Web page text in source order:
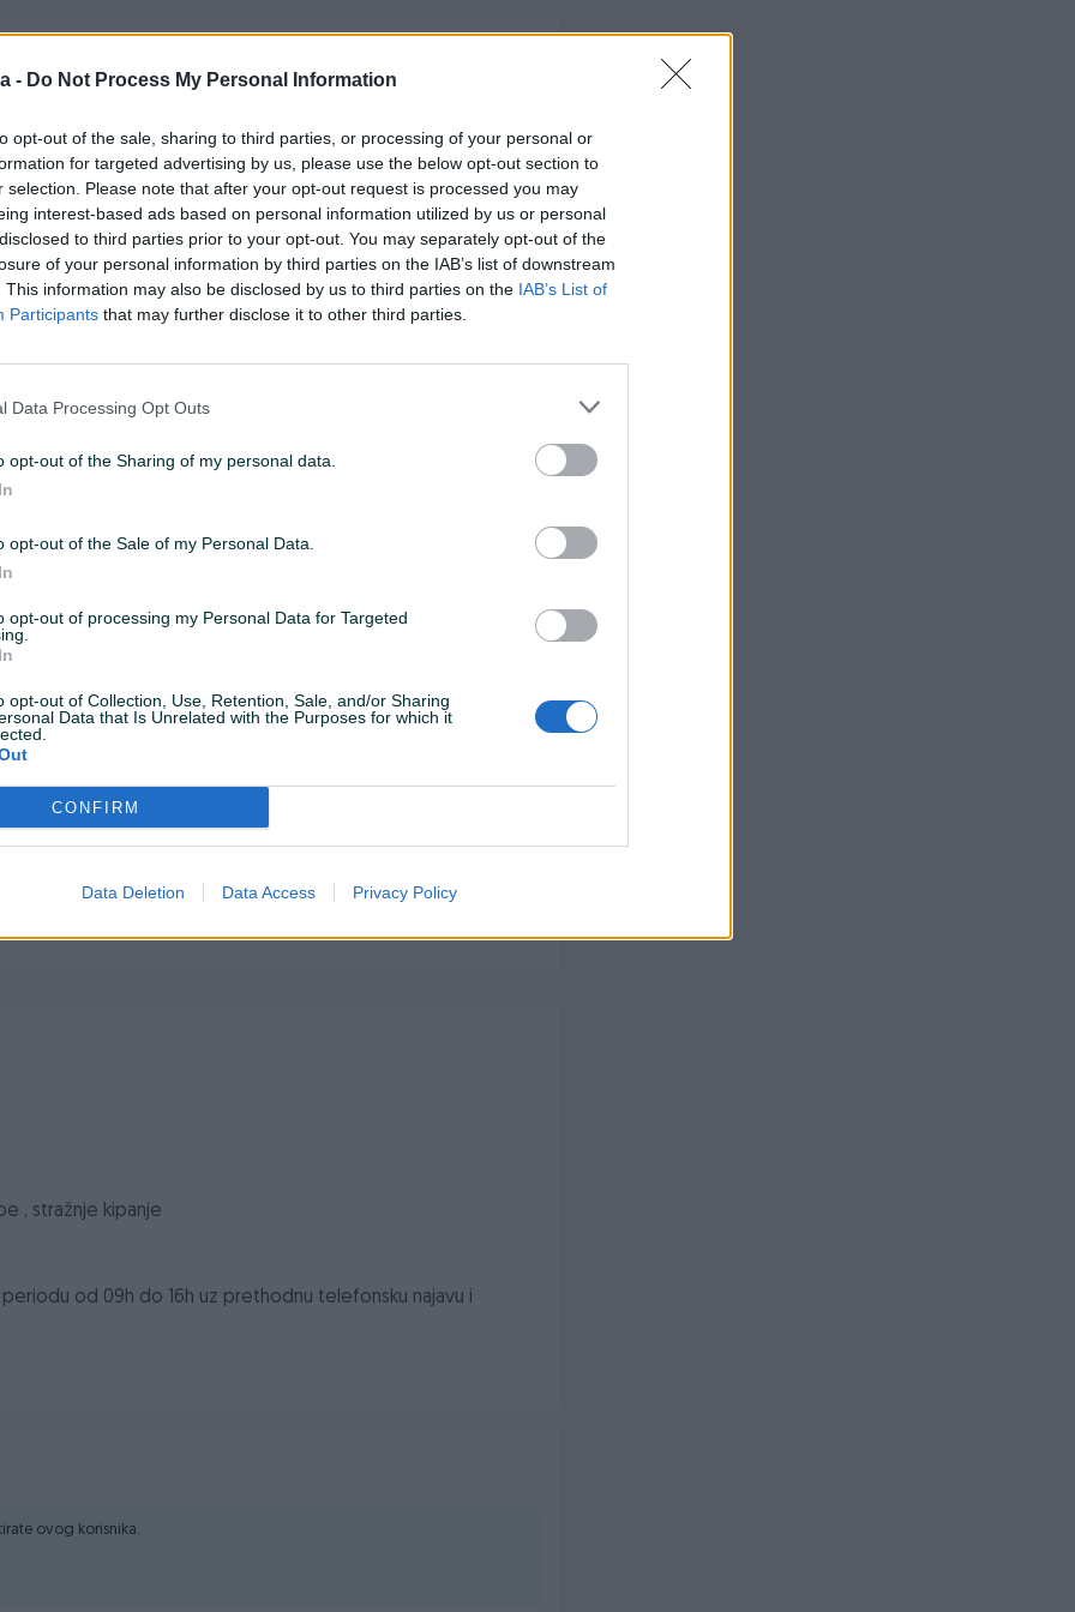
- Do Not Process My Personal Information
opt-out of the sale, sharing to third parties, or processing of your personal or
for targeted advertising by us, please use the below opt-out section to
selection. Please note that after your opt-out request is processed you may
interest-based ads based on personal information utilized by us or personal
to third parties prior to your opt-out. You may separately opt-out of the
of your personal information by third parties on the IAB’s list of downstream
This information may also be disclosed by us to third parties on the IAB’s List of
Participants that may further disclose it to other third parties.
Data Processing Opt Outs
opt-out of the Sharing of my personal data.
opt-out of the Sale of my Personal Data.
opt-out of processing my Personal Data for Targeted
opt-out of Collection, Use, Retention, Sale, and/or Sharing
Data that Is Unrelated with the Purposes for which it
CONFIRM
Data Deletion Data Access Privacy Policy
Broj osovina 4
Transmisija
Nosivost (tona) preko 12
Centralna brava ✓
Klima
, stražnje kipanje
od 09h do 16h uz prethodnu telefonsku najavu i
broj:
ovog korisnika.